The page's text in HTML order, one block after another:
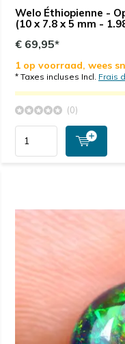
Welo Éthiopienne -
(10 x 7.8 x 5 mm -
€ 69,95*
1 op voorraad, wees
* Taxes incluses Incl. Frais
(0)